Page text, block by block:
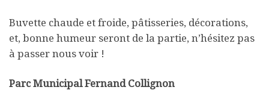
Buvette chaude et froide, pâtisseries, décorations,
et, bonne humeur seront de la partie, n’hésitez pas
à passer nous voir !
Parc Municipal Fernand Collignon